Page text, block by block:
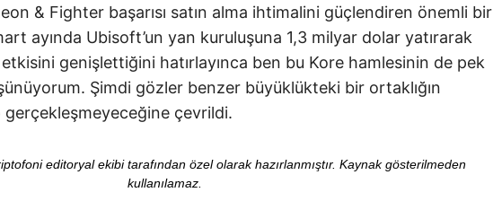
& Fighter başarısı satın alma ihtimalini güçlendiren önemli bir
ayında Ubisoft’un yan kuruluşuna 1,3 milyar dolar yatırarak
genişlettiğini hatırlayınca ben bu Kore hamlesinin de pek
Şimdi gözler benzer büyüklükteki bir ortaklığın
çevrildi.
editoryal ekibi tarafından özel olarak hazırlanmıştır. Kaynak gösterilmeden
kullanılamaz.